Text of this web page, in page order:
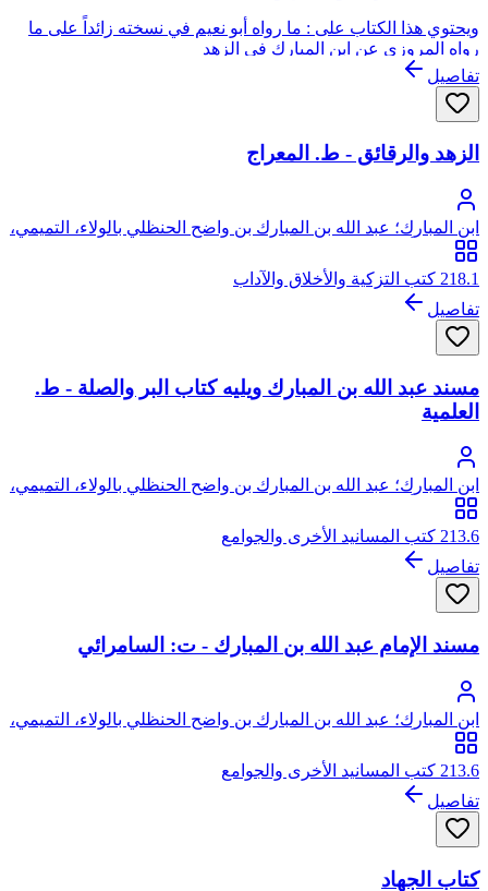
ويحتوي هذا الكتاب على : ما رواه أبو نعيم في نسخته زائداً على ما
رواه المروزي عن ابن المبارك في الزهد
تفاصيل
الزهد والرقائق - ط. المعراج
ابن المبارك؛ عبد الله بن المبارك بن واضح الحنظلي بالولاء، التميمي،
المروزي أبو عبد الرحمن
218.1 كتب التزكية والأخلاق والآداب
تفاصيل
مسند عبد الله بن المبارك ويليه كتاب البر والصلة - ط.
العلمية
ابن المبارك؛ عبد الله بن المبارك بن واضح الحنظلي بالولاء، التميمي،
المروزي أبو عبد الرحمن
213.6 كتب المسانيد الأخرى والجوامع
تفاصيل
مسند الإمام عبد الله بن المبارك - ت: السامرائي
ابن المبارك؛ عبد الله بن المبارك بن واضح الحنظلي بالولاء، التميمي،
المروزي أبو عبد الرحمن
213.6 كتب المسانيد الأخرى والجوامع
تفاصيل
كتاب الجهاد